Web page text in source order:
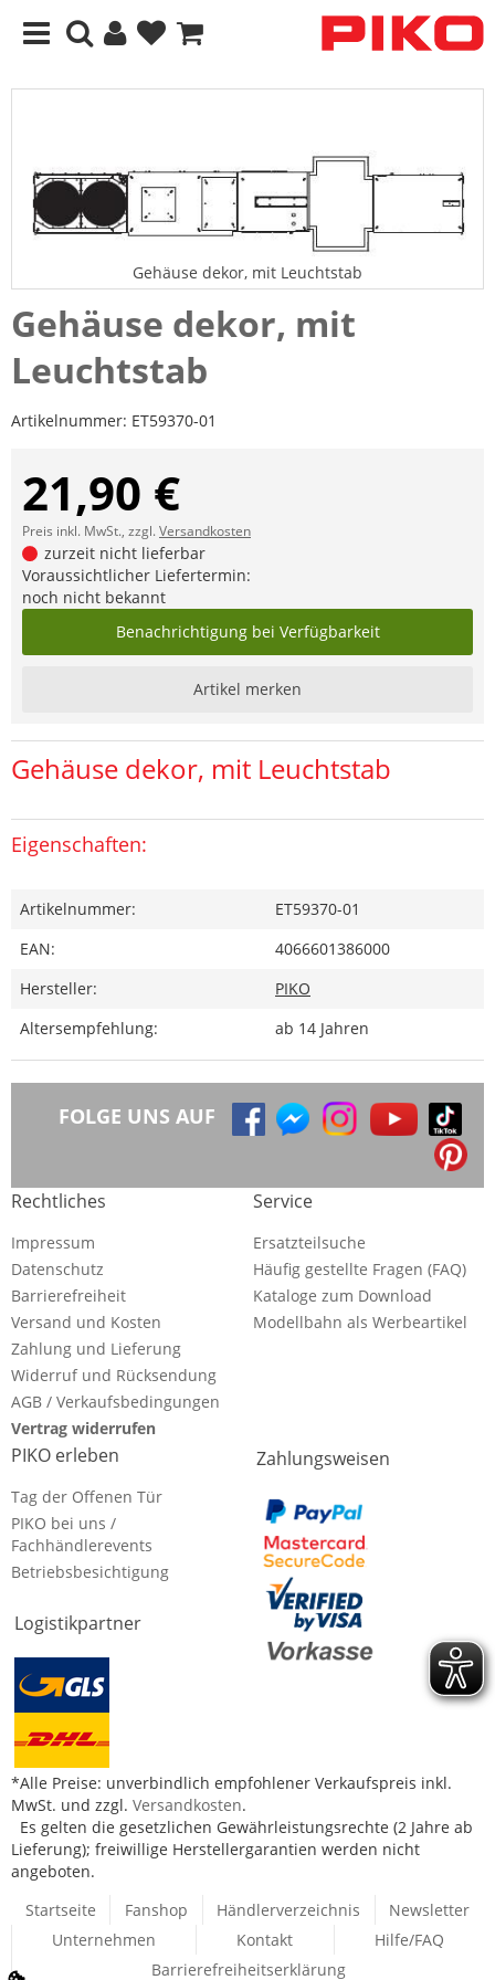
Gehäuse dekor, mit Leuchtstab
Gehäuse dekor, mit
Leuchtstab
Artikelnummer: ET59370-01
21,90 €
Preis inkl. MwSt., zzgl.Versandkosten
zurzeit nicht lieferbar
Voraussichtlicher Liefertermin:
noch nicht bekannt
Benachrichtigung bei Verfügbarkeit
Artikel merken
Gehäuse dekor, mit Leuchtstab
Eigenschaften:
Artikelnummer:
ET59370-01
EAN:
4066601386000
Hersteller:
PIKO
Altersempfehlung:
ab 14 Jahren
FOLGE UNS AUF
Rechtliches
Impressum
Datenschutz
Barrierefreiheit
Versand und Kosten
Zahlung und Lieferung
Widerruf und Rücksendung
AGB / Verkaufsbedingungen
Vertrag widerrufen
Service
Ersatzteilsuche
Häufig gestellte Fragen (FAQ)
Kataloge zum Download
Modellbahn als Werbeartikel
PIKO erleben
Tag der Offenen Tür
PIKO bei uns /
Fachhändlerevents
Betriebsbesichtigung
Logistikpartner
Zahlungsweisen
*Alle Preise: unverbindlich empfohlener Verkaufspreis inkl.
MwSt. und zzgl. Versandkosten.
Es gelten die gesetzlichen Gewährleistungsrechte (2 Jahre ab
Lieferung); freiwillige Herstellergarantien werden nicht
angeboten.
Startseite
Fanshop Händlerverzeichnis
Newsletter
Unternehmen
Kontakt
Hilfe/FAQ
Barrierefreiheitserklärung